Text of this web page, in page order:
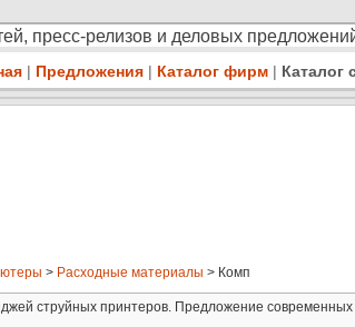
пресс-релизов и деловых
| Предложения | Каталог фирм | Каталог
> Расходные материалы > Комп
струйных принтеров. Предложение